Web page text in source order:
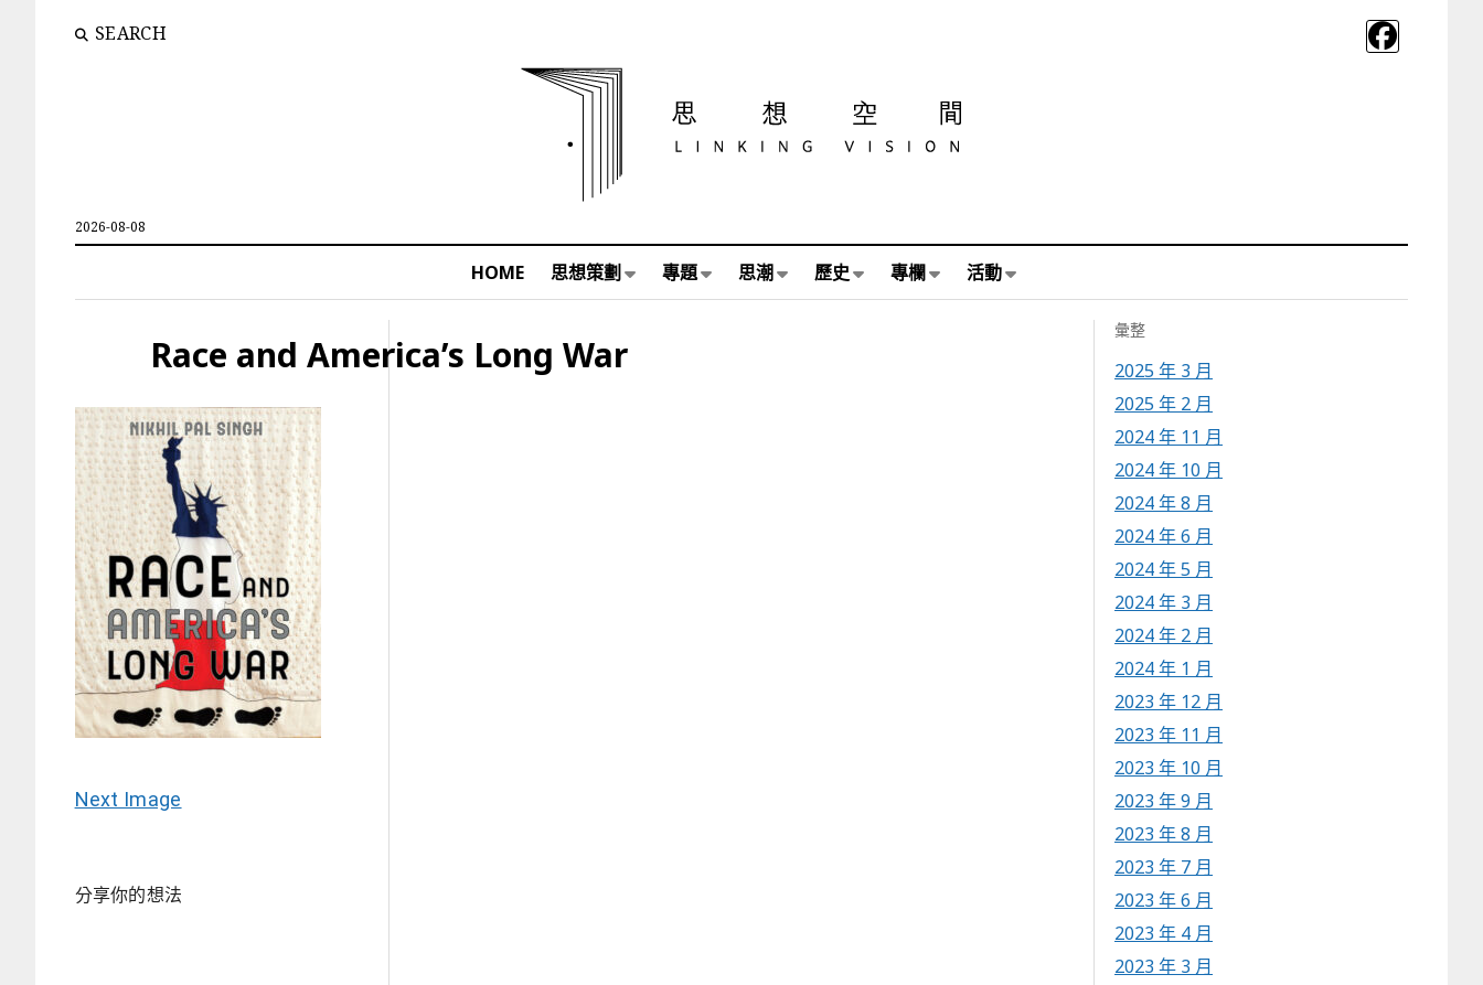
SEARCH
2026-08-08
HOME 思想策劃 專題 思潮 歷史 專欄 活動
Race and America’s Long War
Next Image
分享你的想法
彙整
2025 年 3 月
2025 年 2 月
2024 年 11 月
2024 年 10 月
2024 年 8 月
2024 年 6 月
2024 年 5 月
2024 年 3 月
2024 年 2 月
2024 年 1 月
2023 年 12 月
2023 年 11 月
2023 年 10 月
2023 年 9 月
2023 年 8 月
2023 年 7 月
2023 年 6 月
2023 年 4 月
2023 年 3 月